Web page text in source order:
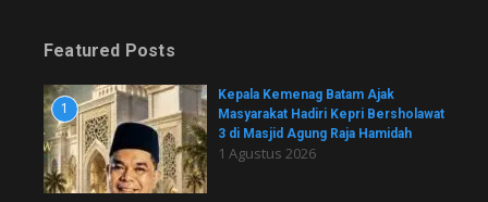
Featured Posts
1
Kepala Kemenag Batam Ajak
Masyarakat Hadiri Kepri Bersholawat
3 di Masjid Agung Raja Hamidah
1 Agustus 2026